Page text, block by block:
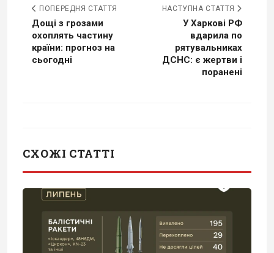
ПОПЕРЕДНЯ СТАТТЯ
Дощі з грозами
охоплять частину
країни: прогноз на
сьогодні
НАСТУПНА СТАТТЯ
У Харкові РФ
вдарила по
рятувальниках
ДСНС: є жертви і
поранені
СХОЖІ СТАТТІ